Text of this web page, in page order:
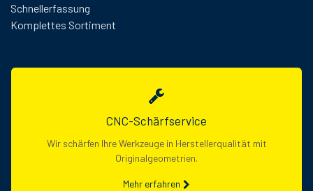
Schnellerfassung
Komplettes Sortiment
CNC-Schärfservice
Wir schärfen Ihre Werkzeuge in Herstellerqualität mit
Originalgeometrien.
Mehr erfahren